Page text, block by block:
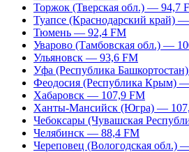
Торжок (Тверская обл.) — 94,7
Туапсе (Краснодарский край)
Тюмень — 92,4 FM
Уварово (Тамбовская обл.) —
Ульяновск — 93,6 FM
Уфа (Республика
Феодосия (Республика Крым)
Хабаровск — 107,9 FM
Ханты-Мансийск (Югра) —
Чебоксары (Чувашская
Челябинск — 88,4 FM
Череповец (Вологодская обл.)